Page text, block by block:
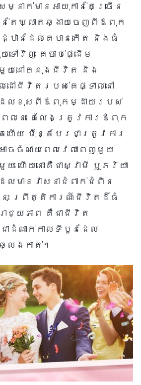
នាក់មានអាយុកាន់តែច្រើន
ន់តែឃ្លាតឆ្ងាយចេញពីឪពុក
ានដែលគេបានកើត និងធំ
ៅវិញ គេចាប់ផ្ដើម
យនៅក្នុងជីវិត និង
ដៅជីវិតរបស់គេផ្ទាល់នៅ
ែលខុសពីឪពុកម្ដាយរបស់
លនេះ គេលែងត្រូវការឪពុក
ហើយ ប៉ុន្តែបែរជាត្រូវការ
ាចចំណាយពេលវេលាពេញមួយ
ហើយនោះគឺជាស្វាមី ឬភរិយា
លមានវាសនាជំពាក់ជំពិន
េះ ព្រឹត្តិការណ៍ជីវិតដ៏ធំ
ជ្យភាព គឺជាជីវិត
ជាដំណាក់កាលទីបួនដែល
លងកាត់។